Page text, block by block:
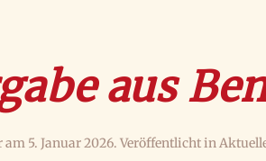
aus
am 5. Januar 2026. Veröffentlicht in